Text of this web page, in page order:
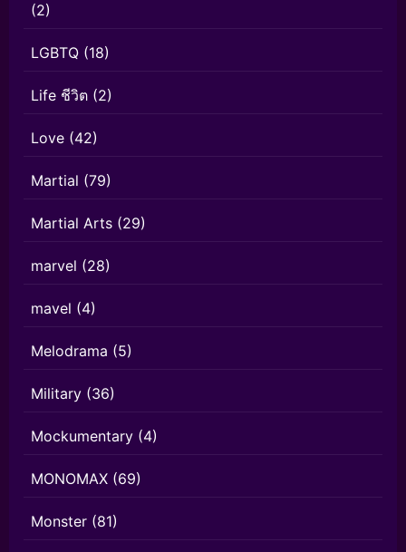
(2)
LGBTQ (18)
Life ชีวิต (2)
Love (42)
Martial (79)
Martial Arts (29)
marvel (28)
mavel (4)
Melodrama (5)
Military (36)
Mockumentary (4)
MONOMAX (69)
Monster (81)